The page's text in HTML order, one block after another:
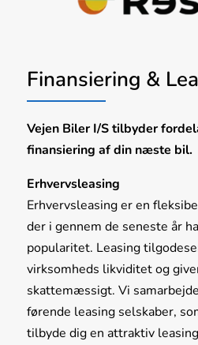
Finansiering &
Vejen Biler I/S tilbyder
finansiering af din næste bil.
Erhvervsleasing
Erhvervsleasing er en
der i gennem de seneste år
popularitet. Leasing
virksomheds likviditet og
skattemæssigt. Vi
førende leasing selskaber,
tilbyde dig en attraktiv